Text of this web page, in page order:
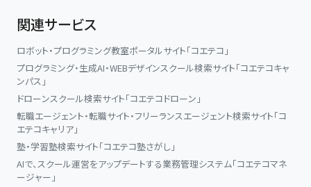
関連サービス
ロボット・プログラミング教室ポータルサイト「コエテコ」
プログラミング・生成AI・WEBデザインスクール検索サイト「コエテコキャ
ンパス」
ドローンスクール検索サイト「コエテコドローン」
転職エージェント・転職サイト・フリーランスエージェント検索サイト「コ
エテコキャリア」
塾・学習塾検索サイト「コエテコ塾さがし」
AIで、スクール運営をアップデートする業務管理システム「コエテコマネ
ージャー」